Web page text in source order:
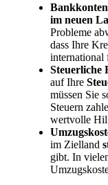
Bankkonten
im neuen
Probleme
dass Ihre
international
Steuerliche
auf Ihre
müssen Sie
Steuern
wertvolle
im Zielland
gibt. In